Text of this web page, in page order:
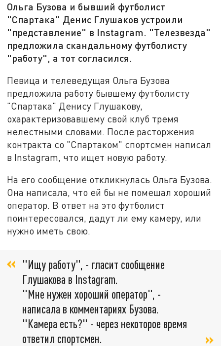
Ольга Бузова и бывший футболист
"Спартака" Денис Глушаков устроили
"представление" в Instagram. "Телезвезда"
предложила скандальному футболисту
"работу", а тот согласился.
Певица и телеведущая Ольга Бузова
предложила работу бывшему футболисту
"Спартака" Денису Глушакову,
охарактеризовавшему свой клуб тремя
нелестными словами. После расторжения
контракта со "Спартаком" спортсмен написал
в Instagram, что ищет новую работу.
На его сообщение откликнулась Ольга Бузова.
Она написала, что ей бы не помешал хороший
оператор. В ответ на это футболист
поинтересовался, дадут ли ему камеру, или
нужно иметь свою.
"Ищу работу", - гласит сообщение
Глушакова в Instagram.
"Мне нужен хороший оператор", -
написала в комментариях Бузова.
"Камера есть?" - через некоторое время
ответил спортсмен.